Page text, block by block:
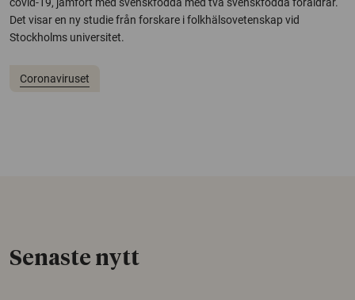
covid-19, jämfört med svenskfödda med två svenskfödda föräldrar.
Det visar en ny studie från forskare i folkhälsovetenskap vid
Stockholms universitet.
Coronaviruset
Senaste nytt